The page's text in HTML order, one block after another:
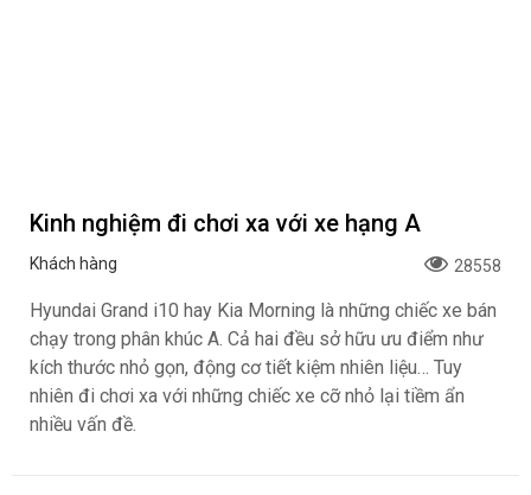
Kinh nghiệm đi chơi xa với xe hạng A
Khách hàng 28558
Hyundai Grand i10 hay Kia Morning là những chiếc xe bán
chạy trong phân khúc A. Cả hai đều sở hữu ưu điểm như
kích thước nhỏ gọn, động cơ tiết kiệm nhiên liệu… Tuy
nhiên đi chơi xa với những chiếc xe cỡ nhỏ lại tiềm ẩn
nhiều vấn đề.